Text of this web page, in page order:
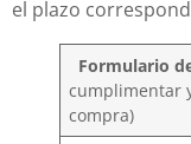
el plazo
Formulario
cumplimentar
compra)